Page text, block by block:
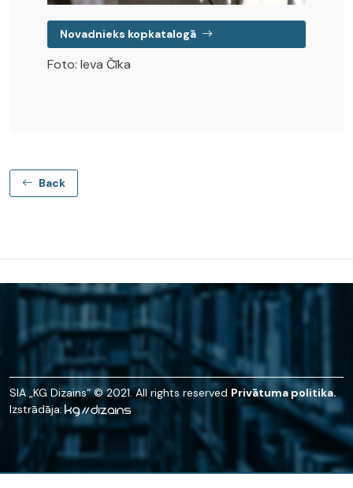
Novadnieks kopkatalogā
Foto: Ieva Čīka
Back
SIA „KG Dizains“ © 2021. All rights reserved Privātuma politika.
Izstrādāja: